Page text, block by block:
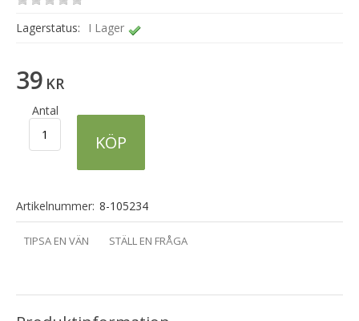
Lagerstatus: I Lager
39 KR
Antal
KÖP
Artikelnummer: 8-105234
TIPSA EN VÄN STÄLL EN FRÅGA